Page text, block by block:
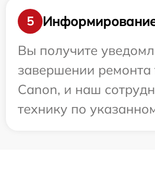
5
Информирование
Вы получите
завершении ремонта
Canon, и наш
технику по